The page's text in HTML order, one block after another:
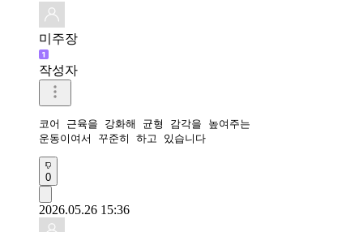
미주장
작성자
코어 근육을 강화해 균형 감각을 높여주는
운동이여서 꾸준히 하고 있습니다
0
2026.05.26 15:36